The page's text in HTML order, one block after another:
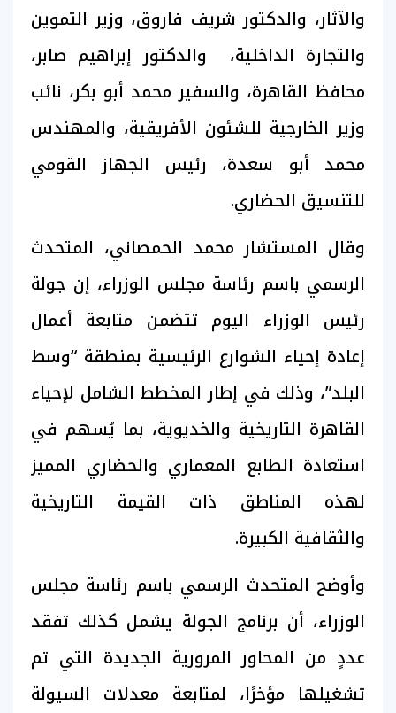
والآثار، والدكتور شريف فاروق، وزير التموين
والتجارة الداخلية، والدكتور إبراهيم صابر،
محافظ القاهرة، والسفير محمد أبو بكر، نائب
وزير الخارجية للشئون الأفريقية، والمهندس
محمد أبو سعدة، رئيس الجهاز القومي
للتنسيق الحضاري.
وقال المستشار محمد الحمصاني، المتحدث
الرسمي باسم رئاسة مجلس الوزراء، إن جولة
رئيس الوزراء اليوم تتضمن متابعة أعمال
إعادة إحياء الشوارع الرئيسية بمنطقة “وسط
البلد”، وذلك في إطار المخطط الشامل لإحياء
القاهرة التاريخية والخديوية، بما يُسهم في
استعادة الطابع المعماري والحضاري المميز
لهذه المناطق ذات القيمة التاريخية
والثقافية الكبيرة.
وأوضح المتحدث الرسمي باسم رئاسة مجلس
الوزراء، أن برنامج الجولة يشمل كذلك تفقد
عددٍ من المحاور المرورية الجديدة التي تم
تشغيلها مؤخرًا، لمتابعة معدلات السيولة